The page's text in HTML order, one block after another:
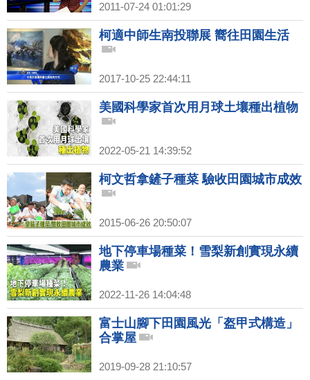
2011-07-24 01:01:29
柯適中師生南投聯展 嚮往田園生活
2017-10-25 22:44:11
美國科學家首次用月球土壤種出植物
2022-05-21 14:39:52
柯文哲拿鏟子種菜 驗收田園城市成效
2015-06-26 20:50:07
地下停車場種菜！雪梨新創實現永續
農業
2022-11-26 14:04:48
富士山腳下田園風光「盔甲式構造」
合掌屋
2019-09-28 21:10:57